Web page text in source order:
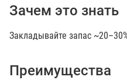
Зачем это знать
Закладывайте запас
Преимущества